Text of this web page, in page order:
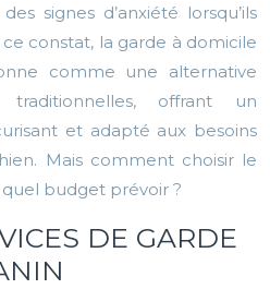
signes d’anxiété lorsqu’ils
ce constat, la garde à domicile
comme une alternative
offrant un
et adapté aux besoins
Mais comment choisir le
budget prévoir ?
DE GARDE